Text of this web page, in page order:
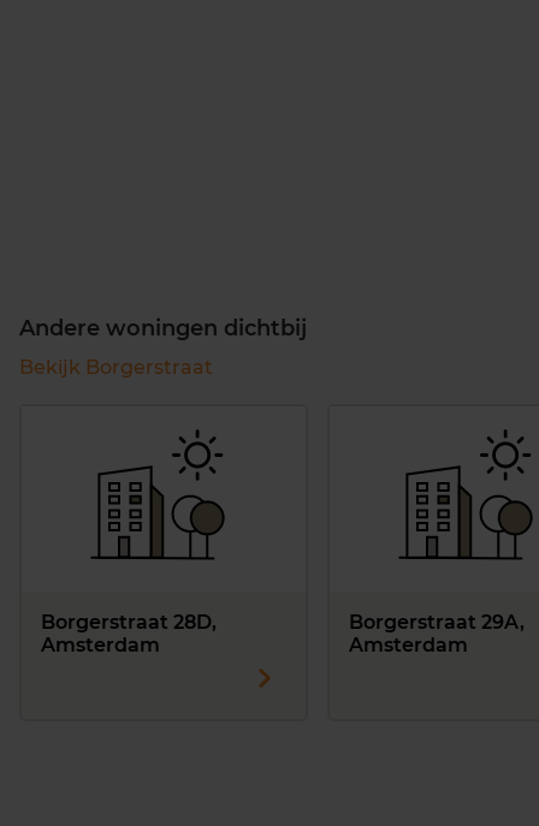
Andere woningen dichtbij
Bekijk Borgerstraat
Borgerstraat 28D,
Amsterdam
Borgerstraat 29A,
Amsterdam